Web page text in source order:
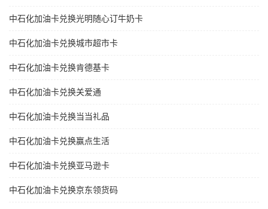
中石化加油卡兑换光明随心订牛奶卡
中石化加油卡兑换城市超市卡
中石化加油卡兑换肯德基卡
中石化加油卡兑换关爱通
中石化加油卡兑换当当礼品
中石化加油卡兑换赢点生活
中石化加油卡兑换亚马逊卡
中石化加油卡兑换京东领货码